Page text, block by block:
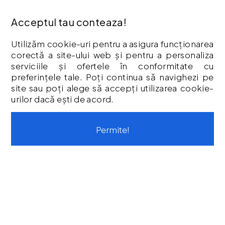
Acceptul tau conteaza!
Utilizăm cookie-uri pentru a asigura funcționarea
corectă a site-ului web și pentru a personaliza
serviciile și ofertele în conformitate cu
preferințele tale. Poți continua să navighezi pe
site sau poți alege să accepți utilizarea cookie-
urilor dacă ești de acord.
Permite!
Politica Cookies
Termeni & Condiții
Vouchere cadou
Istoric comenzi
CONTUL MEU
Contul meu
Newsletter